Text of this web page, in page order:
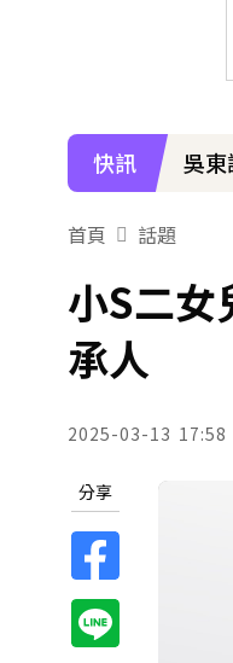
快訊
吳
42
首頁 話題
小S二女
承人
2025-03-13 17:58
分享